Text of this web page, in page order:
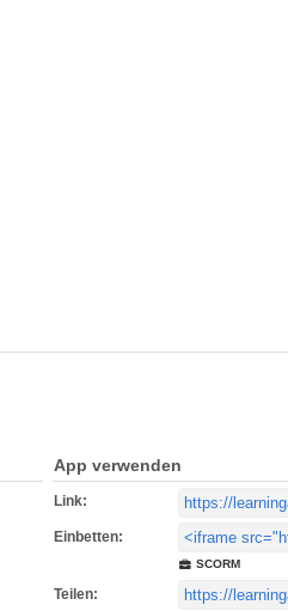
App verwenden
Link:
Einbetten:
SCORM
Teilen: